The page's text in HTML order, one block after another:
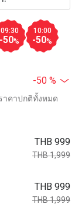
09:30
-50%
10:00
-50%
-50 %
าคาปกติทั้งหมด
THB 999
THB 1,999
THB 999
THB 1,999